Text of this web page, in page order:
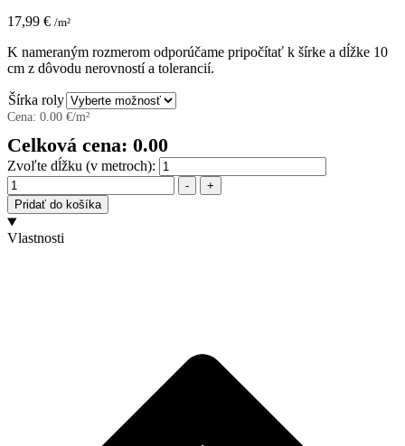
17,99 € /m²
K nameraným rozmerom odporúčame pripočítať k šírke a dĺžke 10
cm z dôvodu nerovností a tolerancií.
Šírka roly
Cena: 0.00 €/m²
Celková cena: 0.00
Zvoľte dĺžku (v metroch):
Množstvo
-
+
Pridať do košíka
Vlastnosti